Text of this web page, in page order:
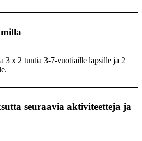
3 x 2 tuntia 3-7-vuotiaille lapsille ja 2
seuraavia aktiviteetteja ja